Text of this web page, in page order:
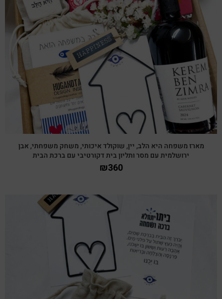
צפייה מהירה
מארז משפחה היא הלב, יין, שוקולד איכותי, משחק משפחתי, אבן
ירושלמית עם מסר ותליון בית דקורטיבי עם ברכת הבית
₪360
צפייה מהירה